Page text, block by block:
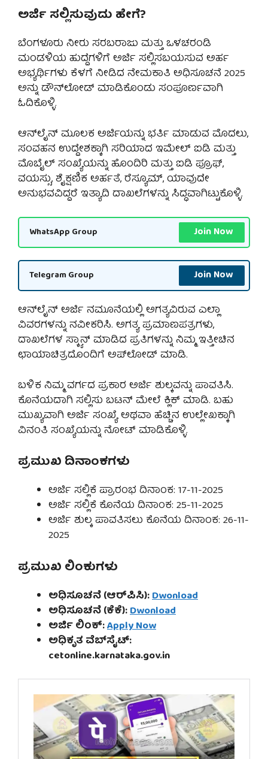
ಅರ್ಜಿ ಸಲ್ಲಿಸುವುದು ಹೇಗೆ?
ಬೆಂಗಳೂರು ನೀರು ಸರಬರಾಜು ಮತ್ತು ಒಳಚರಂಡಿ
ಮಂಡಳಿಯ ಹುದ್ದೆಗಳಿಗೆ ಅರ್ಜಿ ಸಲ್ಲಿಸಬಯಸುವ ಅರ್ಹ
ಅಭ್ಯರ್ಥಿಗಳು ಕೆಳಗೆ ನೀಡಿದ ನೇಮಕಾತಿ ಅಧಿಸೂಚನೆ 2025
ಅನ್ನು ಡೌನ್‌ಲೋಡ್ ಮಾಡಿಕೊಂಡು ಸಂಪೂರ್ಣವಾಗಿ
ಓದಿಕೊಳ್ಳಿ.
ಆನ್‌ಲೈನ್ ಮೂಲಕ ಅರ್ಜಿಯನ್ನು ಭರ್ತಿ ಮಾಡುವ ಮೊದಲು,
ಸಂವಹನ ಉದ್ದೇಶಕ್ಕಾಗಿ ಸರಿಯಾದ ಇಮೇಲ್ ಐಡಿ ಮತ್ತು
ಮೊಬೈಲ್ ಸಂಖ್ಯೆಯನ್ನು ಹೊಂದಿರಿ ಮತ್ತು ಐಡಿ ಪ್ರೂಫ್,
ವಯಸ್ಸು, ಶೈಕ್ಷಣಿಕ ಅರ್ಹತೆ, ರೆಸ್ಯೂಮ್, ಯಾವುದೇ
ಅನುಭವವಿದ್ದರೆ ಇತ್ಯಾದಿ ದಾಖಲೆಗಳನ್ನು ಸಿದ್ಧವಾಗಿಟ್ಟುಕೊಳ್ಳಿ.
WhatsApp Group Join Now
Telegram Group Join Now
ಆನ್‌ಲೈನ್ ಅರ್ಜಿ ನಮೂನೆಯಲ್ಲಿ ಅಗತ್ಯವಿರುವ ಎಲ್ಲಾ
ವಿವರಗಳನ್ನು ನವೀಕರಿಸಿ. ಅಗತ್ಯ ಪ್ರಮಾಣಪತ್ರಗಳು,
ದಾಖಲೆಗಳ ಸ್ಕ್ಯಾನ್ ಮಾಡಿದ ಪ್ರತಿಗಳನ್ನು ನಿಮ್ಮ ಇತ್ತೀಚಿನ
ಛಾಯಾಚಿತ್ರದೊಂದಿಗೆ ಅಪ್‌ಲೋಡ್ ಮಾಡಿ.
ಬಳಿಕ ನಿಮ್ಮ ವರ್ಗದ ಪ್ರಕಾರ ಅರ್ಜಿ ಶುಲ್ಕವನ್ನು ಪಾವತಿಸಿ.
ಕೊನೆಯದಾಗಿ ಸಲ್ಲಿಸು ಬಟನ್ ಮೇಲೆ ಕ್ಲಿಕ್ ಮಾಡಿ. ಬಹು
ಮುಖ್ಯವಾಗಿ ಅರ್ಜಿ ಸಂಖ್ಯೆ ಅಥವಾ ಹೆಚ್ಚಿನ ಉಲ್ಲೇಖಕ್ಕಾಗಿ
ವಿನಂತಿ ಸಂಖ್ಯೆಯನ್ನು ನೋಟ್ ಮಾಡಿಕೊಳ್ಳಿ.
ಪ್ರಮುಖ ದಿನಾಂಕಗಳು
ಅರ್ಜಿ ಸಲ್ಲಿಕೆ ಪ್ರಾರಂಭ ದಿನಾಂಕ: 17-11-2025
ಅರ್ಜಿ ಸಲ್ಲಿಕೆ ಕೊನೆಯ ದಿನಾಂಕ: 25-11-2025
ಅರ್ಜಿ ಶುಲ್ಕ ಪಾವತಿಸಲು ಕೊನೆಯ ದಿನಾಂಕ: 26-11-
2025
ಪ್ರಮುಖ ಲಿಂಕುಗಳು
ಅಧಿಸೂಚನೆ (ಆರ್‌ಪಿಸಿ):Dwonload
ಅಧಿಸೂಚನೆ (ಕೆಕೆ):Dwonload
ಅರ್ಜಿ ಲಿಂಕ್:Apply Now
ಅಧಿಕೃತ ವೆಬ್‌ಸೈಟ್:
cetonline.karnataka.gov.in